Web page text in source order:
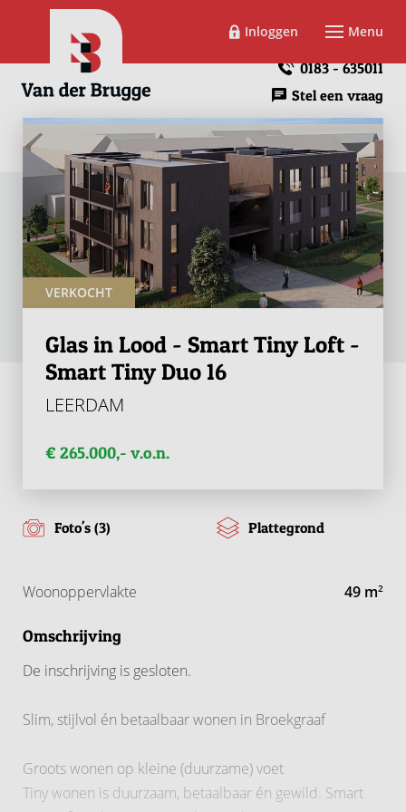
Inloggen Menu
0183 - 635011
Stel een vraag
VERKOCHT
Glas in Lood - Smart Tiny Loft -
Smart Tiny Duo 16
LEERDAM
€ 265.000,- v.o.n.
Foto's (3) Plattegrond
Woonoppervlakte 49 m2
Omschrijving
De inschrijving is gesloten.
Slim, stijlvol én betaalbaar wonen in Broekgraaf
Groots wonen op kleine (duurzame) voet
Tiny wonen is duurzaam, betaalbaar én gewild. Smart